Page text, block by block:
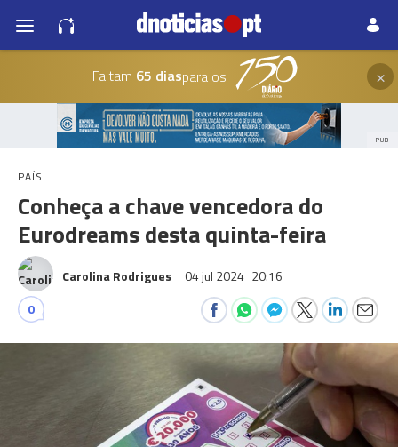
Faltam 65 diaspara os ×
PUB
PAÍS
Conheça a chave vencedora do
Eurodreams desta quinta-feira
Carolina Rodrigues 04 jul 2024 20:16
0